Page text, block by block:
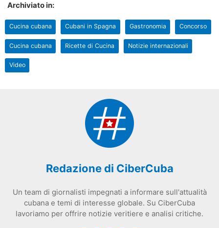
Archiviato in:
Cucina cubana Cubani in Spagna Gastronomia Concorso
Cucina cubana Ricette di Cucina Notizie internazionali
Video
Redazione di CiberCuba
Un team di giornalisti impegnati a informare sull'attualità
cubana e temi di interesse globale. Su CiberCuba
lavoriamo per offrire notizie veritiere e analisi critiche.